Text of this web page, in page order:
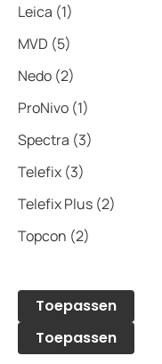
Leica (1)
MVD (5)
Nedo (2)
ProNivo (1)
Spectra (3)
Telefix (3)
Telefix Plus (2)
Topcon (2)
Toepassen
Toepassen